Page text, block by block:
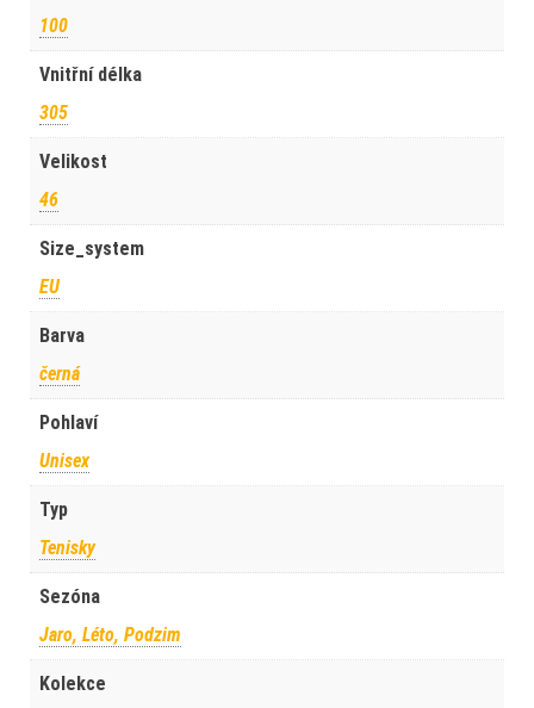
100
Vnitřní délka
305
Velikost
46
Size_system
EU
Barva
černá
Pohlaví
Unisex
Typ
Tenisky
Sezóna
Jaro, Léto, Podzim
Kolekce